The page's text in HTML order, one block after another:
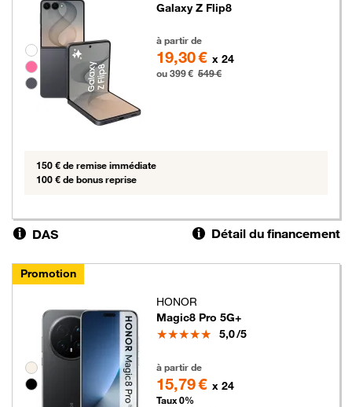
Groupe de couleurs disponibles non sélectionnables
Galaxy Z Flip8
à partir de
19,30 € x 24
ou 399 € 549 €
150 € de remise immédiate
100 € de bonus reprise
DAS Détail du financement
Promotion
Groupe de couleurs disponibles non sélectionnables
HONOR
Magic8 Pro 5G+
Note
5,0/5
à partir de
15,79 € x 24
Taux 0%